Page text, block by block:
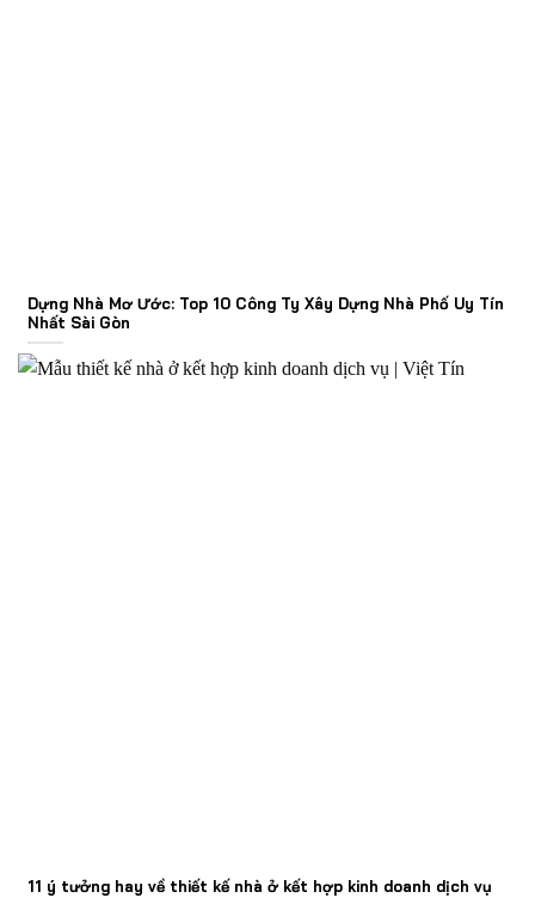
Dựng Nhà Mơ Ước: Top 10 Công Ty Xây Dựng Nhà Phố Uy Tín
Nhất Sài Gòn
11 ý tưởng hay về thiết kế nhà ở kết hợp kinh doanh dịch vụ